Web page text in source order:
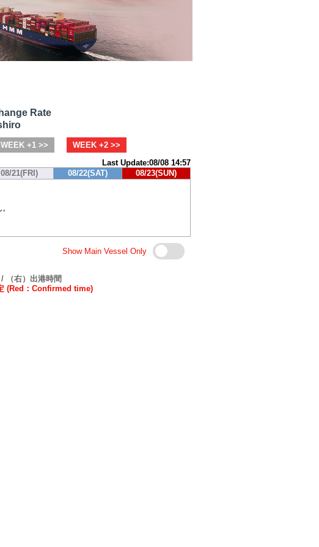
Rate
WEEK +1 >>
WEEK +2 >>
Last Update:08/08 14:57
08/21(FRI) 08/22(SAT) 08/23(SUN)
Show Main Vessel Only
（右）出港時間
(Red：Confirmed time)